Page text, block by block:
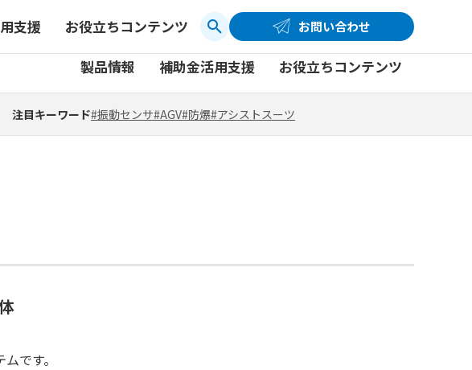
お問い合わせ
探す 製品一覧
支援
ルプデスク
お役立ちコンテンツ
画でわかる取扱製品 社員ブログ
注目キーワード#振動センサ#AGV#防爆#アシストスーツ
コーポレートサイト お問い合わせ
製品情報
探す 製品一覧
補助金活用支援
ルプデスク
お役立ちコンテンツ
画でわかる取扱製品 社員ブログ
注目キーワード#振動センサ#AGV#防爆#アシストスーツ
です。